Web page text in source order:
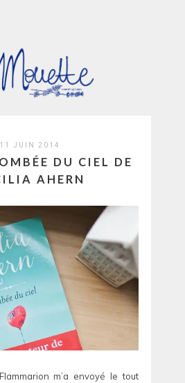
11 JUIN 2014
DU CIEL DE
AHERN
m’a envoyé le tout